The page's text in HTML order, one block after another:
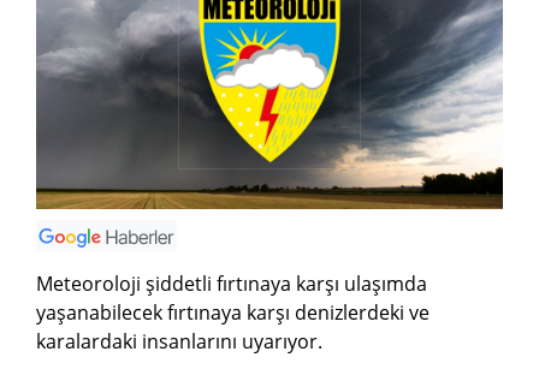
Meteoroloji şiddetli fırtınaya karşı ulaşımda
yaşanabilecek fırtınaya karşı denizlerdeki ve
karalardaki insanlarını uyarıyor.